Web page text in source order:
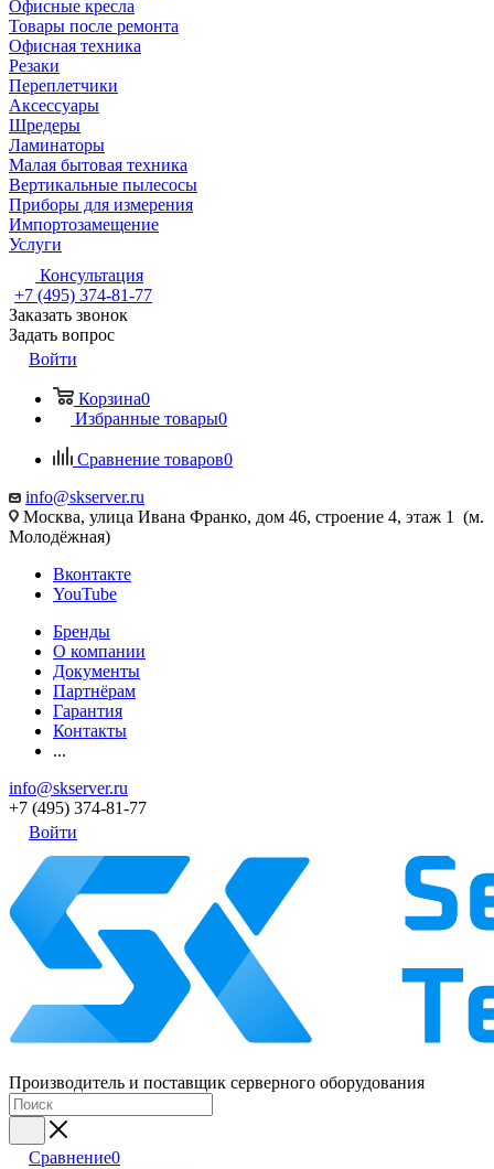
Офисные кресла
Товары после ремонта
Офисная техника
Резаки
Переплетчики
Аксессуары
Шредеры
Ламинаторы
Малая бытовая техника
Вертикальные пылесосы
Приборы для измерения
Импортозамещение
Услуги
Консультация
+7 (495) 374-81-77
Заказать звонок
Задать вопрос
Войти
Корзина0
Избранные товары0
Сравнение товаров0
info@skserver.ru
Москва, улица Ивана Франко, дом 46, строение 4, этаж 1 (м.
Молодёжная)
Вконтакте
YouTube
Бренды
О компании
Документы
Партнёрам
Гарантия
Контакты
...
info@skserver.ru
+7 (495) 374-81-77
Войти
Производитель и поставщик серверного оборудования
Сравнение0